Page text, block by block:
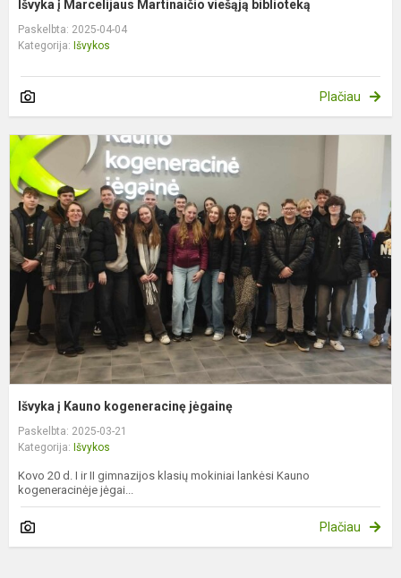
Išvyka į Marcelijaus Martinaičio viešąją biblioteką
Paskelbta: 2025-04-04
Kategorija: Išvykos
Plačiau
Išvyka į Kauno kogeneracinę jėgainę
Paskelbta: 2025-03-21
Kategorija: Išvykos
Kovo 20 d. I ir II gimnazijos klasių mokiniai lankėsi Kauno
kogeneracinėje jėgai...
Plačiau